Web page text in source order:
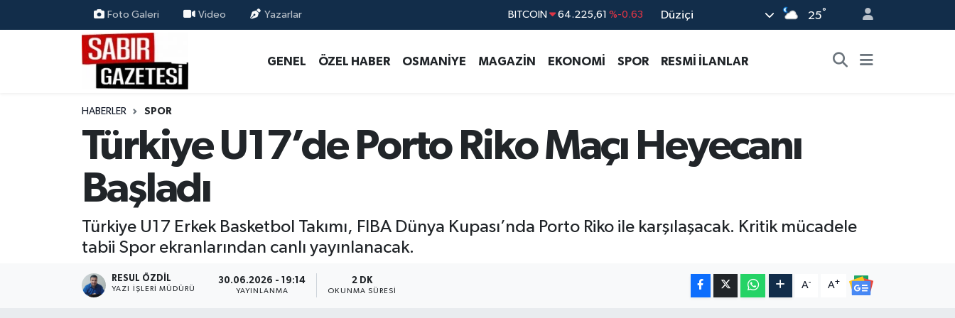
Foto Galeri Video Yazarlar DOLAR 47,6704 %0
STERLİN 64,2143 %0
BITCOIN 64.225,61 %-0.63
Düziçi 25°
GENEL ÖZEL HABER OSMANİYE MAGAZİN EKONOMİ SPOR RESMİ İLANLAR
HABERLER SPOR
Türkiye U17’de Porto Riko Maçı Heyecanı
Başladı
Türkiye U17 Erkek Basketbol Takımı, FIBA Dünya Kupası’nda Porto Riko ile karşılaşacak. Kritik mücadele
tabii Spor ekranlarından canlı yayınlanacak.
RESUL ÖZDIL
YAZI İŞLERI MÜDÜRÜ
30.06.2026 - 19:14
YAYINLANMA
2 DK
OKUNMA SÜRESI
A- A+
ÖZEL HABER
MAGAZİN
EKONOMİ
RESMİ İLANLAR
Osmaniye Nöbetçi Eczaneler
Osmaniye Hava Durumu
Osmaniye Trafik Yoğunluk Haritası
Süper Lig Puan Durumu ve Fikstür
Tüm Manşetler
Son Dakika Haberleri
Haber Arşivi